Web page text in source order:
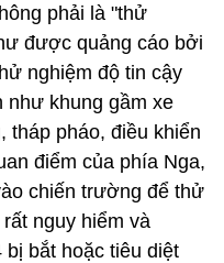
phải là "thử
được quảng cáo bởi
nghiệm độ tin cậy
như khung gầm xe
tháp pháo, điều khiển
điểm của phía Nga,
chiến trường để thử
nguy hiểm và
bị bắt hoặc tiêu diệt